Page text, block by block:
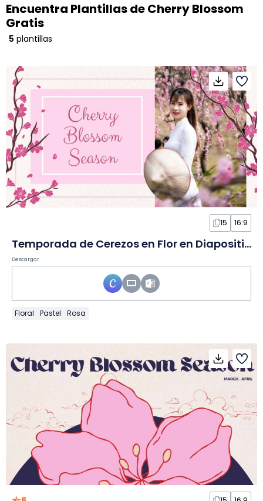
Encuentra Plantillas de Cherry Blossom
Gratis
5 plantillas
15 16:9
Temporada de Cerezos en Flor en Diapositivas
Descargar
Floral Pastel Rosa